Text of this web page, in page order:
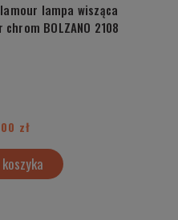
lampa wisząca
BOLZANO 2108
zł